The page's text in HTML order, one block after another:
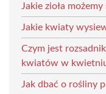
Jakie zioła
Jakie kwiaty
Czym jest
kwiatów w
Jak dbać o rośliny